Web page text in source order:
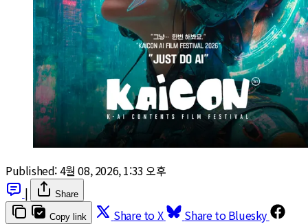
Published:4월 08, 2026, 1:33 오후
|
Share
Copy link Share to X
Share to Bluesky